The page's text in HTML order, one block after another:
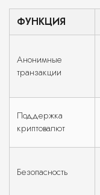
ФУНКЦИЯ
Анонимные
транзакции
Поддержка
криптовалют
Безопасность